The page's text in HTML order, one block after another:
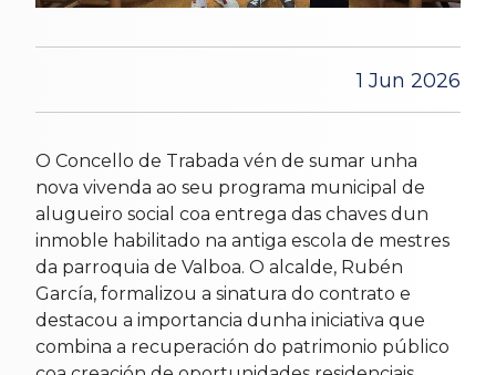
1 Jun 2026
O Concello de Trabada vén de sumar unha
nova vivenda ao seu programa municipal de
alugueiro social coa entrega das chaves dun
inmoble habilitado na antiga escola de mestres
da parroquia de Valboa. O alcalde, Rubén
García, formalizou a sinatura do contrato e
destacou a importancia dunha iniciativa que
combina a recuperación do patrimonio público